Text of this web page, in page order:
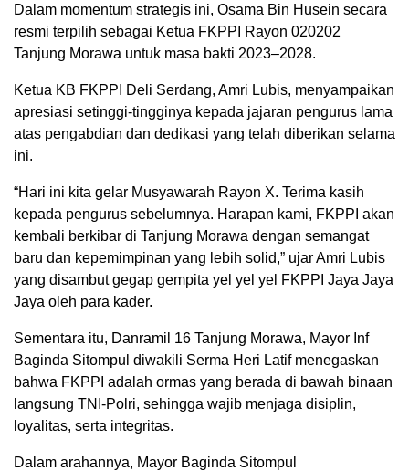
Dalam momentum strategis ini, Osama Bin Husein secara
resmi terpilih sebagai Ketua FKPPI Rayon 020202
Tanjung Morawa untuk masa bakti 2023–2028.
Ketua KB FKPPI Deli Serdang, Amri Lubis, menyampaikan
apresiasi setinggi-tingginya kepada jajaran pengurus lama
atas pengabdian dan dedikasi yang telah diberikan selama
ini.
“Hari ini kita gelar Musyawarah Rayon X. Terima kasih
kepada pengurus sebelumnya. Harapan kami, FKPPI akan
kembali berkibar di Tanjung Morawa dengan semangat
baru dan kepemimpinan yang lebih solid,” ujar Amri Lubis
yang disambut gegap gempita yel yel yel FKPPI Jaya Jaya
Jaya oleh para kader.
Sementara itu, Danramil 16 Tanjung Morawa, Mayor Inf
Baginda Sitompul diwakili Serma Heri Latif menegaskan
bahwa FKPPI adalah ormas yang berada di bawah binaan
langsung TNI-Polri, sehingga wajib menjaga disiplin,
loyalitas, serta integritas.
Dalam arahannya, Mayor Baginda Sitompul